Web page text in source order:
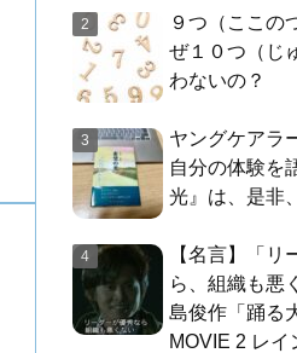
９つ（ここの
ぜ１０つ（じ
わないの？
ヤングケアラ
自分の体験を
光』は、是非
【名言】「リ
ら、組織も悪
島俊作「踊る
MOVIE 2 レ